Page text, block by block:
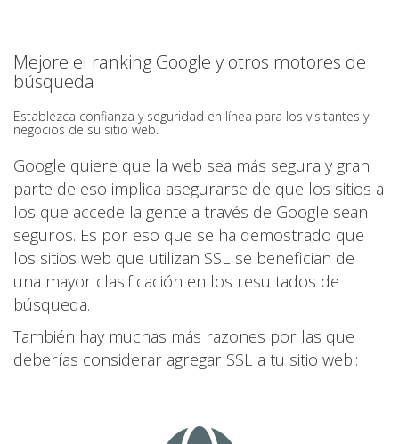
Mejore el ranking Google y otros motores de
búsqueda
Establezca confianza y seguridad en línea para los visitantes y
negocios de su sitio web.
Google quiere que la web sea más segura y gran
parte de eso implica asegurarse de que los sitios a
los que accede la gente a través de Google sean
seguros. Es por eso que se ha demostrado que
los sitios web que utilizan SSL se benefician de
una mayor clasificación en los resultados de
búsqueda.
También hay muchas más razones por las que
deberías considerar agregar SSL a tu sitio web.: